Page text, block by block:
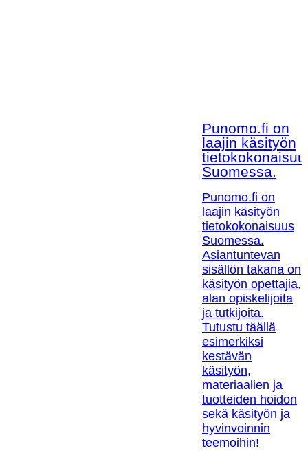
Punomo.fi on
laajin käsityön
Suomessa.
Punomo.fi on
laajin käsityön
tietokokonaisuus
Suomessa.
Asiantuntevan
sisällön takana on
käsityön opettajia,
alan opiskelijoita
ja tutkijoita.
Tutustu täällä
esimerkiksi
kestävän
käsityön,
materiaalien ja
tuotteiden hoidon
sekä käsityön ja
hyvinvoinnin
teemoihin!